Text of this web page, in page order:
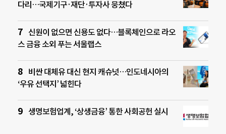
다리…국제기구·재단·투자사 뭉쳤다
신원이 없으면 신용도 없다…블록체인으로 라오
스 금융 소외 푸는 서울랩스
비싼 대체유 대신 현지 캐슈넛…인도네시아의
‘우유 선택지’ 넓힌다
생명보험업계, ‘상생금융’ 통한 사회공헌 실시